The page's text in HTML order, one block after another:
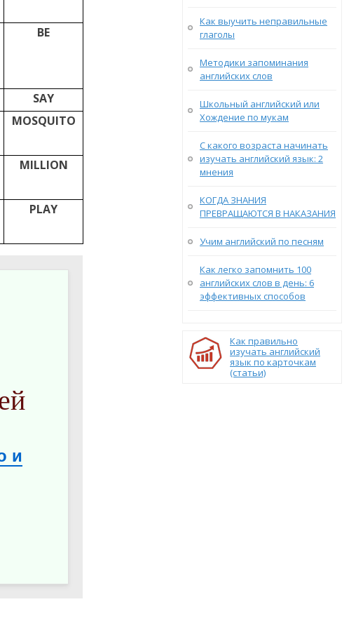
BE
SAY
MOSQUITO
MILLION
PLAY
и
Как выучить неправильные
глаголы
Методики запоминания
английских слов
Школьный английский или
Хождение по мукам
С какого возраста начинать
изучать английский язык: 2
мнения
КОГДА ЗНАНИЯ
ПРЕВРАЩАЮТСЯ В НАКАЗАНИЯ
Учим английский по песням
Как легко запомнить 100
английских слов в день: 6
эффективных способов
Как правильно
изучать английский
язык по карточкам
(статьи)